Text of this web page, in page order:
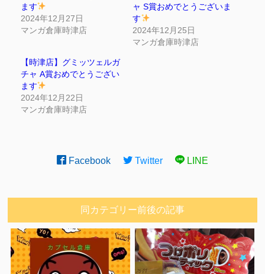
ます
2024年12月27日
マンガ倉庫時津店
ャ S賞おめでとうございま
す
2024年12月25日
マンガ倉庫時津店
【時津店】グミッツェルガ
チャ A賞おめでとうござい
ます
2024年12月22日
マンガ倉庫時津店
Facebook Twitter LINE
同カテゴリー前後の記事